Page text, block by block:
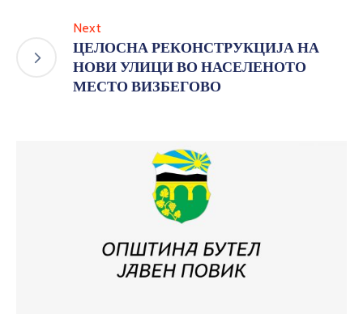
Next
ЦЕЛОСНА РЕКОНСТРУКЦИЈА НА
НОВИ УЛИЦИ ВО НАСЕЛЕНОТО
МЕСТО ВИЗБЕГОВО